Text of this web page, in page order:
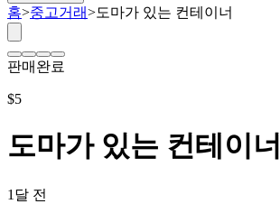
홈>중고거래>도마가 있는 컨테이너
판매완료
$5
도마가 있는 컨테이너
1달 전